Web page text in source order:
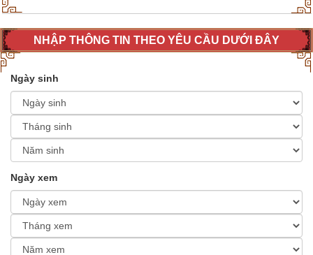
NHẬP THÔNG TIN THEO YÊU CẦU DƯỚI ĐÂY
Ngày sinh
Ngày xem